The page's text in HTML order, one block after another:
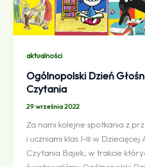
aktualności
Ogólnopolski Dzień
Czytania
29 września 2022
Za nami kolejne spotkania z
i uczniami klas I‑III w Dziecięcej
Czytania Bajek, w trakcie